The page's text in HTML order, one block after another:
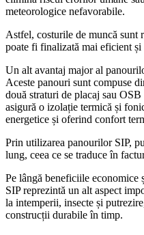
meteorologice nefavorabile.
Astfel, costurile de muncă sunt
poate fi finalizată mai eficient
Un alt avantaj major al
Aceste panouri sunt compuse
două straturi de placaj sau
asigură o izolație termică și
energetice și oferind confort
Prin utilizarea panourilor SIP,
lung, ceea ce se traduce în
Pe lângă beneficiile economice
SIP reprezintă un alt aspect
la intemperii, insecte și
construcții durabile în timp.